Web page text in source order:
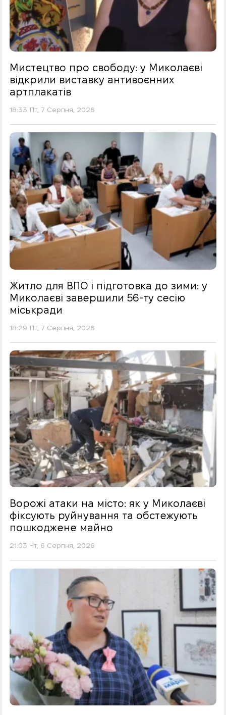
Мистецтво про свободу: у Миколаєві
відкрили виставку антивоєнних
артплакатів
18:33 Пт, 7 Серпня, 2026
Житло для ВПО і підготовка до зими: у
Миколаєві завершили 56-ту сесію
міськради
18:29 Пт, 7 Серпня, 2026
Ворожі атаки на місто: як у Миколаєві
фіксують руйнування та обстежують
пошкоджене майно
21:03 Чт, 6 Серпня, 2026